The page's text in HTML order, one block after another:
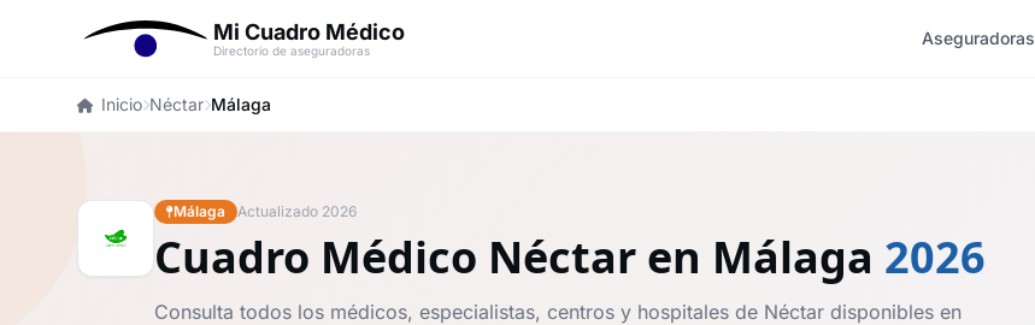
Mi Cuadro Médico
Directorio de aseguradoras
Aseguradoras
Inicio Néctar Málaga
Málaga Actualizado 2026
Cuadro Médico Néctar en Málaga 2026
Consulta todos los médicos, especialistas, centros y hospitales de Néctar disponibles en